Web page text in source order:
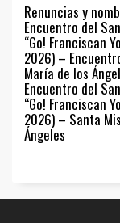
Renuncias y
Encuentro del
“Go! Franciscan
2026) –
María de los
Encuentro del
“Go! Franciscan
2026) – Santa
Ángeles